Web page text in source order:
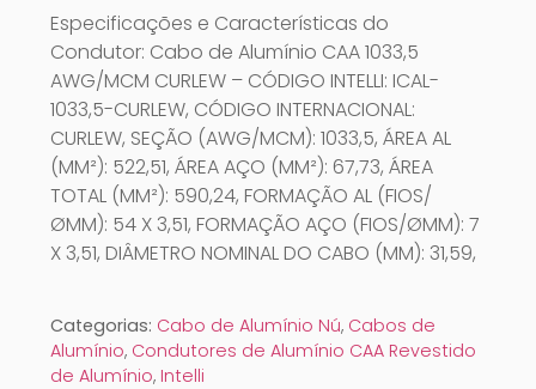
Especificações e Características do
Condutor: Cabo de Alumínio CAA 1033,5
AWG/MCM CURLEW – CÓDIGO INTELLI: ICAL-
1033,5-CURLEW, CÓDIGO INTERNACIONAL:
CURLEW, SEÇÃO (AWG/MCM): 1033,5, ÁREA AL
(MM²): 522,51, ÁREA AÇO (MM²): 67,73, ÁREA
TOTAL (MM²): 590,24, FORMAÇÃO AL (FIOS/
ØMM): 54 X 3,51, FORMAÇÃO AÇO (FIOS/ØMM): 7
X 3,51, DIÂMETRO NOMINAL DO CABO (MM): 31,59,
Categorias: Cabo de Alumínio Nú, Cabos de
Alumínio, Condutores de Alumínio CAA Revestido
de Alumínio, Intelli